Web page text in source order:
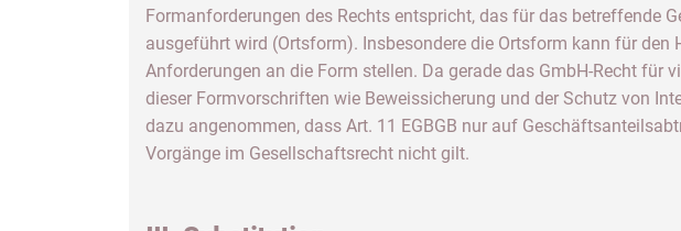
Formanforderungen des Rechts entspricht, das für das betreffende
ausgeführt wird (Ortsform). Insbesondere die Ortsform kann für den
Anforderungen an die Form stellen. Da gerade das GmbH-Recht
dieser Formvorschriften wie Beweissicherung und der Schutz von
dazu angenommen, dass Art. 11 EGBGB nur auf
Vorgänge im Gesellschaftsrecht nicht gilt.